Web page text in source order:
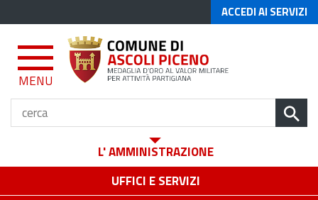
ACCEDI AI SERVIZI
MENU
L' AMMINISTRAZIONE
UFFICI E SERVIZI